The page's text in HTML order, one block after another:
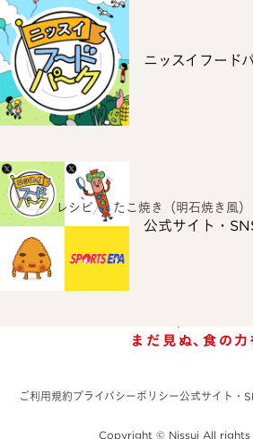
ニッスイフード
公式サイト・
ホーム レシピ たこ焼き（明石焼き風）
ご利用規約プライバシーポリシー公式サイト・
Copyright © Nissui All rights